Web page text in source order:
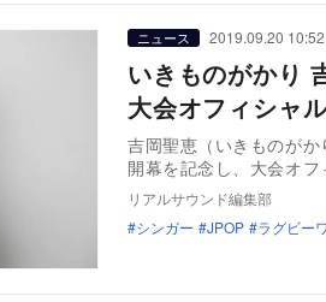
ニュース 2019.09.20 10:52
いきものがかり
大会オフィシャ
吉岡聖恵（いきものが
開幕を記念し、大会オ
リアルサウンド編集部
シンガー
JPOP ラグビー